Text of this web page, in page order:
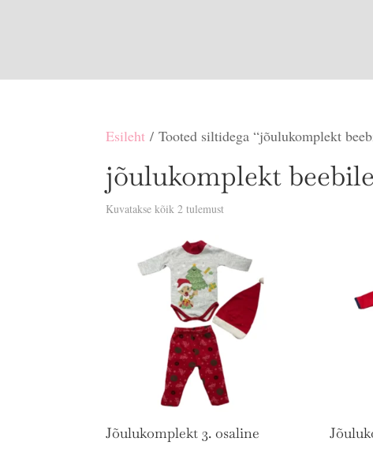
Esileht / Tooted siltidega “jõulukomplekt
jõulukomplekt beebile
Kuvatakse kõik 2 tulemustSorditud
järgi
Jõulukomplekt 3. osaline